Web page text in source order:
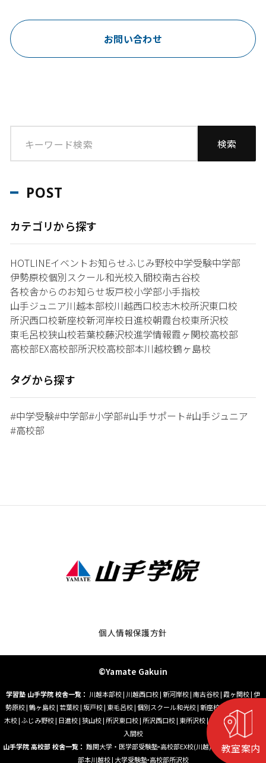
教室案内
お問い合わせ
POST
カテゴリから探す
HOTLINEイベントお知らせふじみ野校中学受験中学部
伊勢原校個別スクール和光校入間校南古谷校
各校舎からのお知らせ坂戸校小学部小手指校
山手ジュニア川越本部校川越西口校志木校所沢東口校
所沢西口校新座校新河岸校日進校朝霞台校東所沢校
東毛呂校狭山校若葉校藤沢校進学情報霞ヶ関校高校部
高校部EX高校部所沢校高校部本川越校鶴ヶ島校
タグから探す
#中学受験#中学部#小学部#山手サポート#山手ジュニア
#高校部
個人情報保護方針
©Yamate Gakuin
学習塾 山手学院 校舎一覧： 川越本部校| 川越西口校|新河岸校|南古谷校| 霞ヶ関校|伊
勢原校|鶴ヶ島校|若葉校|坂戸校| 東毛呂校|個別スクール和光校|新座校| 朝霞台校 |
木校|ふじみ野校| 日進校|狭山校|所沢東口校|所沢西口校| 東所沢校|小手指校|
入間校
山手学院 高校部 校舎一覧： 難関大学・医学部受験塾‣高校部EX校(川越)|
大学受験塾‣高校
部本川越校| 大学受験塾‣高校部所沢校